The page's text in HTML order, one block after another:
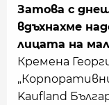
Затова с
вдъхнахме
лицата на
Кремена
Kaufland